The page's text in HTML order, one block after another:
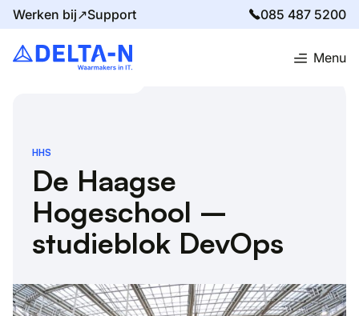
Werken bij↗Support 085 487 5200
Menu
Home Succesverhalen De Haagse Hogeschool – studieblok DevOps
HHS
De Haagse
Hogeschool –
studieblok DevOps